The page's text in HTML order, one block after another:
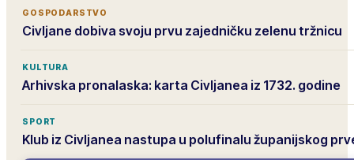
GOSPODARSTVO
Civljane dobiva svoju prvu zajedničku zelenu tržnicu
KULTURA
Arhivska pronalaska: karta Civljanea iz 1732. godine
SPORT
Klub iz Civljanea nastupa u polufinalu županijskog